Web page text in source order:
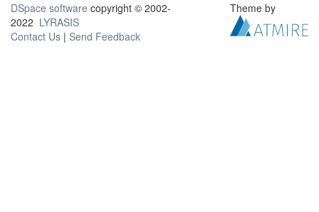
DSpace software copyright © 2002-
2022 LYRASIS
Contact Us | Send Feedback
Theme by